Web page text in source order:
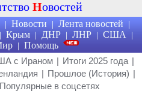
Новостей
| Новости | Лента новостей |
| Крым | ДНР | ЛНР | США |
| Помощь
с Ираном | Итоги 2025 года |
| Прошлое (История) |
Популярные в соцсетях